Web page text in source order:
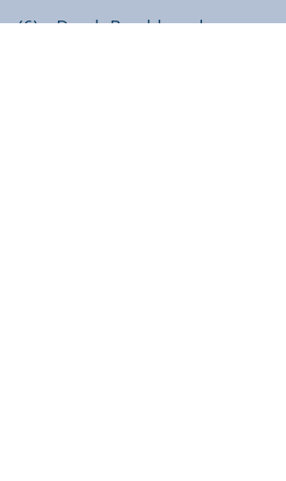
(6) Durch Beschluss des